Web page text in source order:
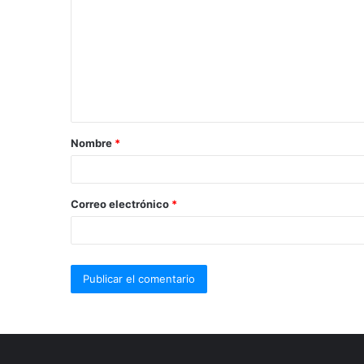
Nombre *
Correo electrónico *